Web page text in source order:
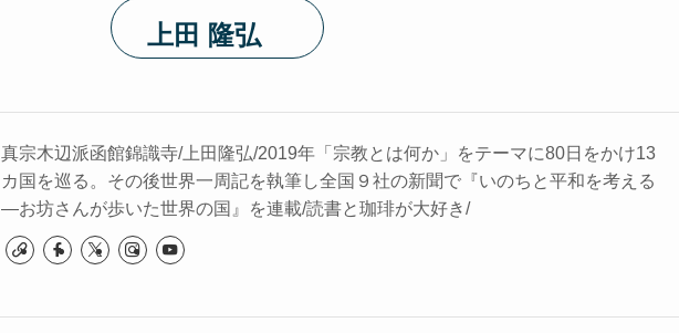
上田 隆弘
真宗木辺派函館錦識寺/上田隆弘/2019年「宗教とは何か」をテーマに80日をかけ13
カ国を巡る。その後世界一周記を執筆し全国９社の新聞で『いのちと平和を考える
―お坊さんが歩いた世界の国』を連載/読書と珈琲が大好き/